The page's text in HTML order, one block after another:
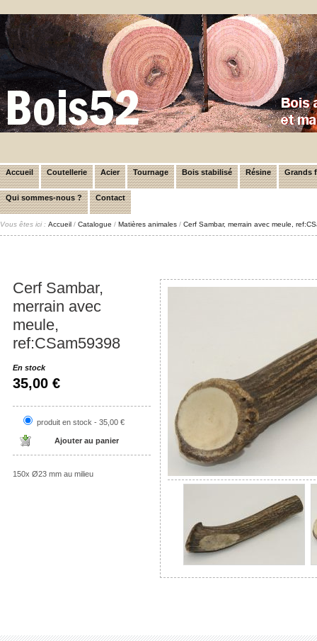
Accueil Coutellerie Acier Tournage Bois stabilisé Résine Grands
Qui sommes-nous ? Contact
Vous êtes ici : Accueil / Catalogue / Matières animales / Cerf Sambar, merrain avec meule,
Cerf Sambar,
merrain avec
meule,
ref:CSam59398
En stock
35,00 €
produit en stock - 35,00 €
150x Ø23 mm au milieu